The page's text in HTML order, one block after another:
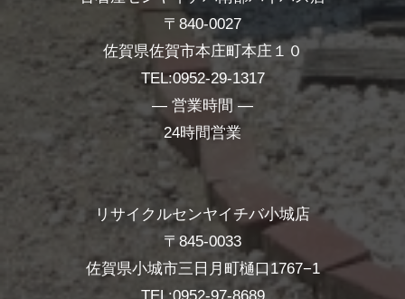
〒840-0027
佐賀県佐賀市本庄町本庄１０
TEL:0952-29-1317
― 営業時間 ―
24時間営業
リサイクルセンヤイチバ小城店
〒845-0033
佐賀県小城市三日月町樋口1767−1